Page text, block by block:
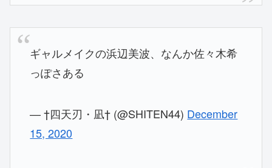
ギャルメイクの浜辺美波、なんか佐々木希
っぽさある
— †四天刃・凪† (@SHITEN44) December
15, 2020